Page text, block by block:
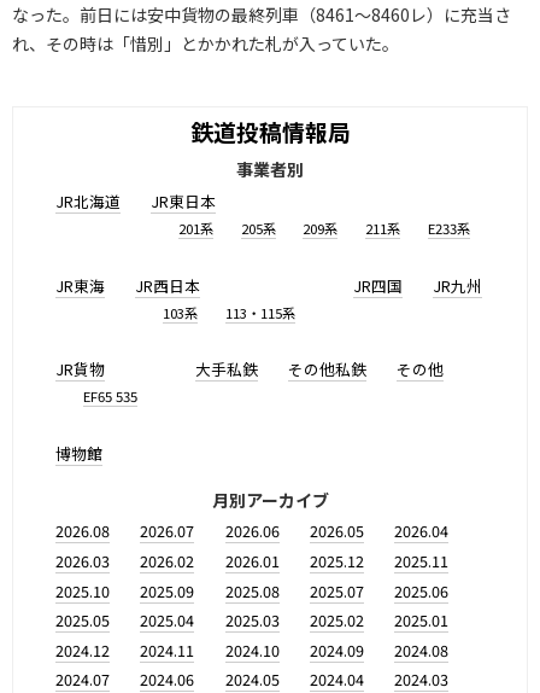
なった。前日には安中貨物の最終列車（8461〜8460レ）に充当さ
れ、その時は「惜別」とかかれた札が入っていた。
鉄道投稿情報局
事業者別
JR北海道 JR東日本
201系 205系 209系 211系 E233系
JR東海 JR西日本
103系 113・115系
JR四国 JR九州
JR貨物
EF65 535
大手私鉄 その他私鉄 その他
博物館
月別アーカイブ
2026.08 2026.07 2026.06 2026.05
2026.04
2026.03
2026.02 2026.01 2025.12
2025.11
2025.10
2025.09 2025.08 2025.07
2025.06
2025.05
2025.04 2025.03 2025.02
2025.01
2024.12
2024.11 2024.10 2024.09
2024.08
2024.07
2024.06 2024.05 2024.04
2024.03